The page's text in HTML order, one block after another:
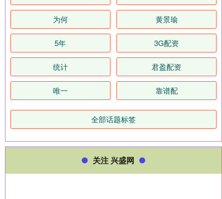
为何 黄景瑜
5年 3G配资
统计 君盈配资
唯一 靠谱配
全部话题标签
关注 兴盛网